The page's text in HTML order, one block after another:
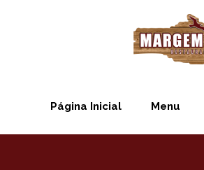
Página Inicial Menu